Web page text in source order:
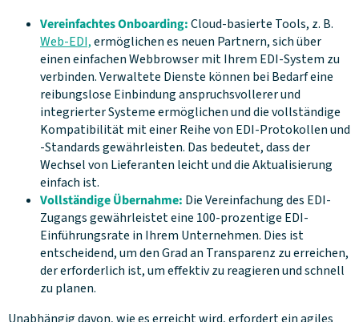
Vereinfachtes Onboarding:Cloud-basierte Tools, z. B.
Web-EDI,ermöglichen es neuen Partnern, sich über
einen einfachen Webbrowser mit Ihrem EDI-System zu
verbinden. Verwaltete Dienste können bei Bedarf eine
reibungslose Einbindung anspruchsvollerer und
integrierter Systeme ermöglichen und die vollständige
Kompatibilität mit einer Reihe von EDI-Protokollen und
-Standards gewährleisten. Das bedeutet, dass der
Wechsel von Lieferanten leicht und die Aktualisierung
einfach ist.
Vollständige Übernahme: Die Vereinfachung des EDI-
Zugangs gewährleistet eine 100-prozentige EDI-
Einführungsrate in Ihrem Unternehmen. Dies ist
entscheidend, um den Grad an Transparenz zu erreichen,
der erforderlich ist, um effektiv zu reagieren und schnell
zu planen.